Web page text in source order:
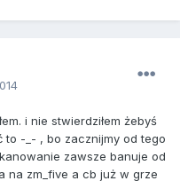
i nie stwierdziłem żebyś
to -_- , bo zacznijmy od tego
zawsze banuje od
na zm_five a cb już w grze